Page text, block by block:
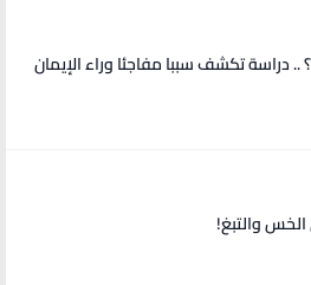
هل تعتقد أن الأرض مسطحة؟ .. دراسة تكشف سببا مفاجئا وراء الإيمان
الخس والتبغ!